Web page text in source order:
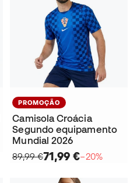
PROMOÇÃO
Camisola Croácia
Segundo equipamento
Mundial 2026
89,99 €71,99 €−20%